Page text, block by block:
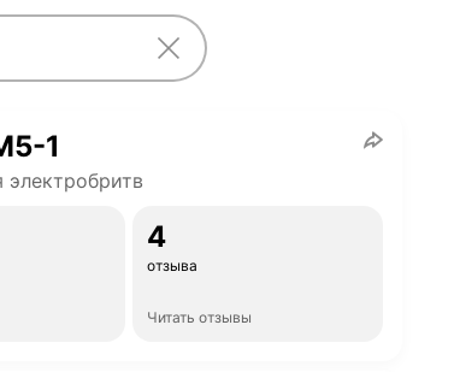
1
электробритв
4
отзыва
Читать отзывы